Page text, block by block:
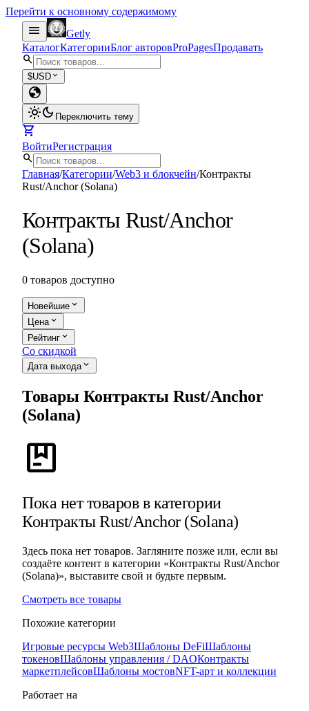
Перейти к основному содержимому
menu
Getly
КаталогКатегорииБлог авторовProPagesПродавать
search
$USD expand_more
globe
light_modedark_mode Переключить тему
shopping_cart
ВойтиРегистрация
search
Главная/Категории/Web3 и блокчейн/Контракты
Rust/Anchor (Solana)
Контракты Rust/Anchor
(Solana)
0 товаров доступно
Новейшие expand_more
Цена expand_more
Рейтинг expand_more
Со скидкой
Дата выхода expand_more
Товары Контракты Rust/Anchor
(Solana)
package
Пока нет товаров в категории
Контракты Rust/Anchor (Solana)
Здесь пока нет товаров. Загляните позже или, если вы
создаёте контент в категории «Контракты Rust/Anchor
(Solana)», выставите свой и будьте первым.
Смотреть все товары
Похожие категории
Игровые ресурсы Web3Шаблоны DeFiШаблоны
токеновШаблоны управления / DAOКонтракты
маркетплейсовШаблоны мостовNFT-арт и коллекции
Работает на